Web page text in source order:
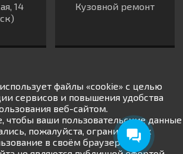
14
Кузовной ремонт
файлы «cookie» с целью
сервисов и повышения удобства
веб-сайтом.
чтобы ваши пользовательские данные
пожалуйста, ограничьте их
в своём браузере.